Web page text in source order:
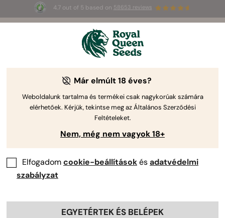
4.7 out of 5 based on 58653 reviews
Summer Sales: până la 50% reducere
la produsele selectate! ⏤
Már elmúlt 18 éves?
Weboldalunk tartalma és termékei csak nagykorúak számára
elérhetőek. Kérjük, tekintse meg az Általános Szerződési
Feltételeket.
Nem, még nem vagyok 18+
Elfogadomcookie-beállításokésadatvédelmi
szabályzat
EGYETÉRTEK ÉS BELÉPEK